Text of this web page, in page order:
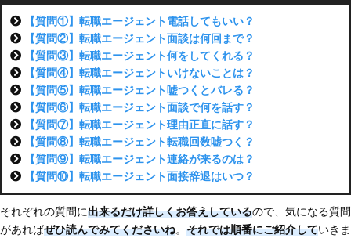
【質問①】転職エージェント電話してもいい？
【質問②】転職エージェント面談は何回まで？
【質問③】転職エージェント何をしてくれる？
【質問④】転職エージェントいけないことは？
【質問⑤】転職エージェント嘘つくとバレる？
【質問⑥】転職エージェント面談で何を話す？
【質問⑦】転職エージェント理由正直に話す？
【質問⑧】転職エージェント転職回数嘘つく？
【質問⑨】転職エージェント連絡が来るのは？
【質問⑩】転職エージェント面接辞退はいつ？
それぞれの質問に出来るだけ詳しくお答えしているので、気になる質問
があればぜひ読んでみてくださいね。 それでは順番にご紹介していきま